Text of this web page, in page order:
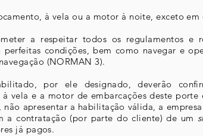
à vela ou a motor à noite, exceto em
a respeitar todos os regulamentos e
condições, bem como navegar e
(NORMAN 3).
por ele designado, deverão
à vela e a motor de embarcações deste
apresentar a habilitação válida, a
a contratação (por parte do cliente) de um
já pagos.